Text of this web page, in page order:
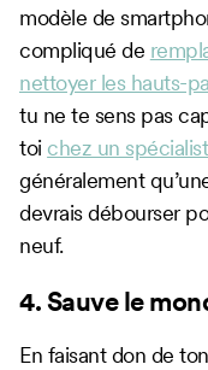
modèle de
compliqué de
nettoyer les hauts-
tu ne te sens pas
toi chez un
généralement
devrais débourser
neuf.
4. Sauve le
En faisant don de